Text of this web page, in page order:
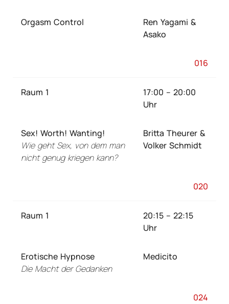
Orgasm Control
Ren Yagami &
Asako
016
Raum 1
17:00 – 20:00
Uhr
Sex! Worth! Wanting!
Wie geht Sex, von dem man
nicht genug kriegen kann?
Britta Theurer &
Volker Schmidt
020
Raum 1
20:15 – 22:15
Uhr
Erotische Hypnose
Die Macht der Gedanken
Medicito
024